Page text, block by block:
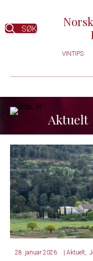
SØK
VINTIPS
Aktuelt
28. januar 2026 | Aktuelt